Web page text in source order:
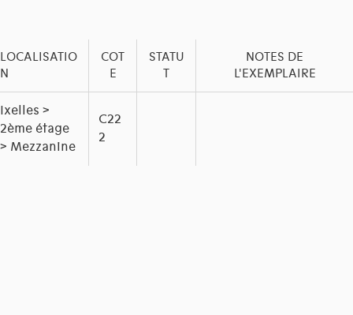
LOCALISATIO
N
COT
E
STATU
T
NOTES DE
L'EXEMPLAIRE
Ixelles >
2ème étage
> Mezzanine
C22
2